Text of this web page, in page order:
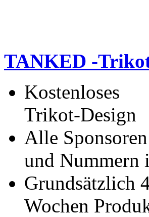
TANKED -
Kostenloses
Trikot-Design
Alle Sponsoren
und Nummern
Grundsätzlich
Wochen